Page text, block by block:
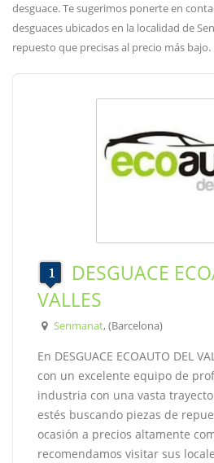
desguace. Te sugerimos ponerte en
desguaces ubicados en la localidad de
repuesto que precisas al precio más bajo.
DESGUACE
VALLES
Senmanat, (Barcelona)
En DESGUACE ECOAUTO DEL
con un excelente equipo de
industria con una vasta
estés buscando piezas de
ocasión a precios altamente
recomendamos visitar sus